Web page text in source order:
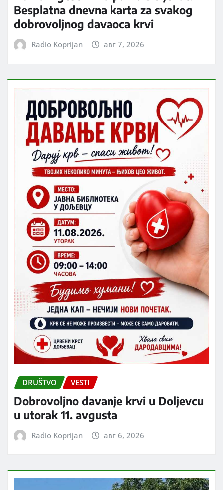
Besplatna dnevna karta za svakog
dobrovoljnog davaoca krvi
Radio Koprijan авг 7, 2026
DRUŠTVO VESTI
Dobrovoljno davanje krvi u Doljevcu
u utorak 11. avgusta
Radio Koprijan авг 6, 2026